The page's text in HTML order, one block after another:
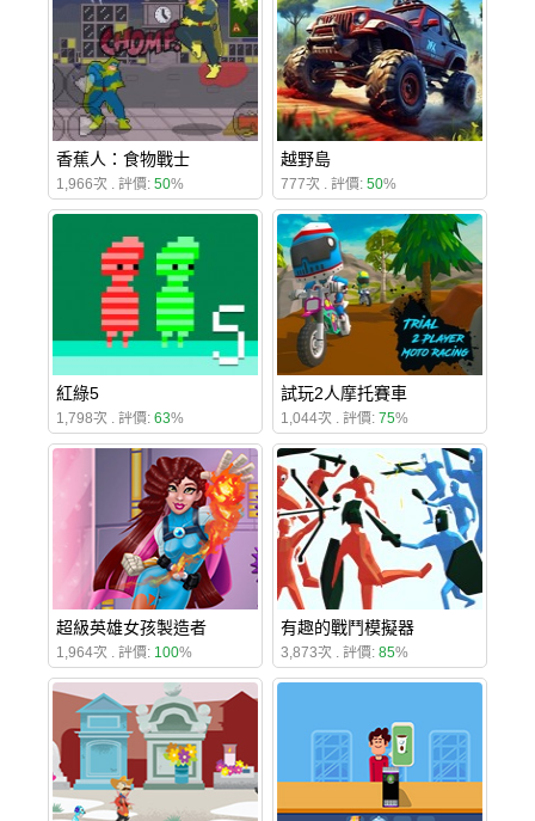
香蕉人：食物戰士
1,966次 . 評價: 50%
越野島
777次 . 評價: 50%
紅綠5
1,798次 . 評價: 63%
試玩2人摩托賽車
1,044次 . 評價: 75%
超級英雄女孩製造者
1,964次 . 評價: 100%
有趣的戰鬥模擬器
3,873次 . 評價: 85%